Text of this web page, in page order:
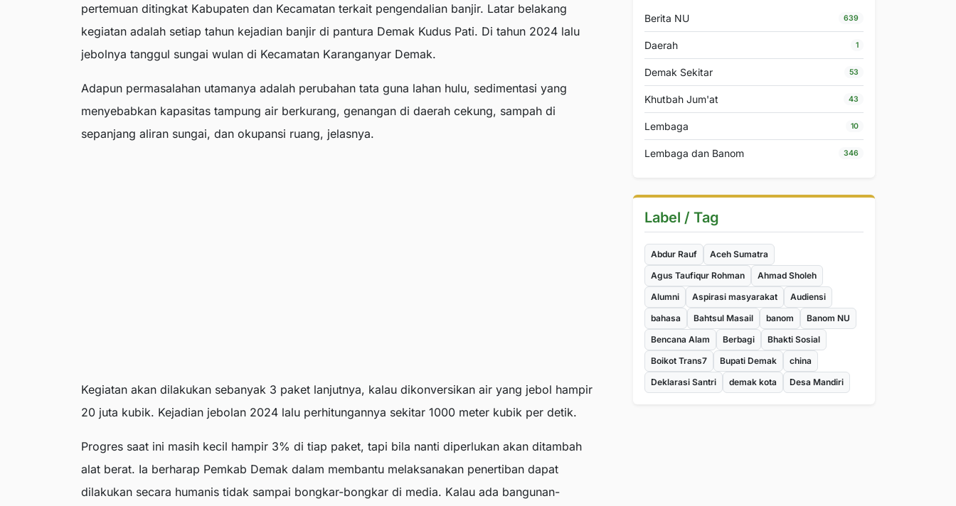
pertemuan ditingkat Kabupaten dan Kecamatan terkait pengendalian banjir. Latar belakang
kegiatan adalah setiap tahun kejadian banjir di pantura Demak Kudus Pati. Di tahun 2024 lalu
jebolnya tanggul sungai wulan di Kecamatan Karanganyar Demak.
Adapun permasalahan utamanya adalah perubahan tata guna lahan hulu, sedimentasi yang
menyebabkan kapasitas tampung air berkurang, genangan di daerah cekung, sampah di
sepanjang aliran sungai, dan okupansi ruang, jelasnya.
Kegiatan akan dilakukan sebanyak 3 paket lanjutnya, kalau dikonversikan air yang jebol hampir
20 juta kubik. Kejadian jebolan 2024 lalu perhitungannya sekitar 1000 meter kubik per detik.
Progres saat ini masih kecil hampir 3% di tiap paket, tapi bila nanti diperlukan akan ditambah
alat berat. Ia berharap Pemkab Demak dalam membantu melaksanakan penertiban dapat
dilakukan secara humanis tidak sampai bongkar-bongkar di media. Kalau ada bangunan-
Berita NU 639
Daerah 1
Demak Sekitar 53
Khutbah Jum'at 43
Lembaga 10
Lembaga dan Banom 346
Label / Tag
Abdur Rauf
Aceh Sumatra
Agus Taufiqur Rohman
Ahmad Sholeh
Alumni
Aspirasi masyarakat
Audiensi
bahasa
Bahtsul Masail banom
Banom NU
Bencana Alam
Berbagi
Bhakti Sosial
Boikot Trans7
Bupati Demak
china
Deklarasi Santri
demak kota Desa Mandiri